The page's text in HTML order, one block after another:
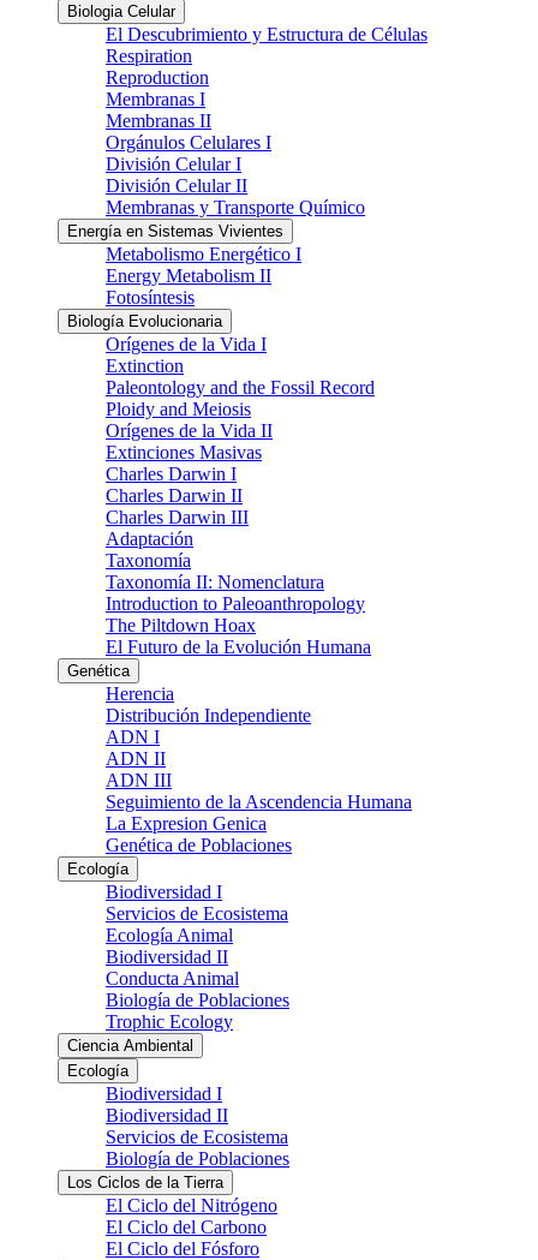
Biologia Celular
El Descubrimiento y Estructura de Células
Respiration
Reproduction
Membranas I
Membranas II
Orgánulos Celulares I
División Celular I
División Celular II
Membranas y Transporte Químico
Energía en Sistemas Vivientes
Metabolismo Energético I
Energy Metabolism II
Fotosíntesis
Biología Evolucionaria
Orígenes de la Vida I
Extinction
Paleontology and the Fossil Record
Ploidy and Meiosis
Orígenes de la Vida II
Extinciones Masivas
Charles Darwin I
Charles Darwin II
Charles Darwin III
Adaptación
Taxonomía
Taxonomía II: Nomenclatura
Introduction to Paleoanthropology
The Piltdown Hoax
El Futuro de la Evolución Humana
Genética
Herencia
Distribución Independiente
ADN I
ADN II
ADN III
Seguimiento de la Ascendencia Humana
La Expresion Genica
Genética de Poblaciones
Ecología
Biodiversidad I
Servicios de Ecosistema
Ecología Animal
Biodiversidad II
Conducta Animal
Biología de Poblaciones
Trophic Ecology
Ciencia Ambiental
Ecología
Biodiversidad I
Biodiversidad II
Servicios de Ecosistema
Biología de Poblaciones
Los Ciclos de la Tierra
El Ciclo del Nitrógeno
El Ciclo del Carbono
El Ciclo del Fósforo